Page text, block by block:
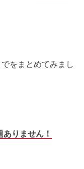
をまとめてみまし
りません！